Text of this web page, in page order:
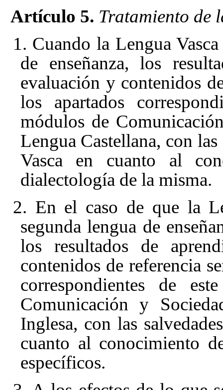
Artículo 5. Tratamiento de
1. Cuando la Lengua
de enseñanza, los
evaluación y contenidos
los apartados
módulos de
Lengua Castellana, con
Vasca en cuanto al
dialectología de la misma.
2. En el caso de que la
segunda lengua de
los resultados de
contenidos de referencia
correspondientes de
Comunicación y
Inglesa, con las
cuanto al conocimiento
específicos.